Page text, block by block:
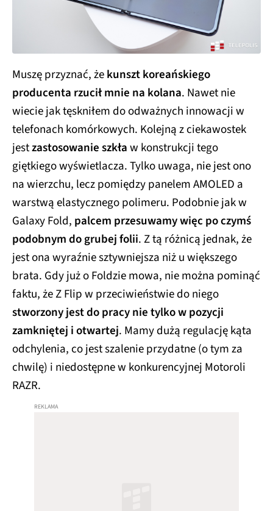
Muszę przyznać, żekunszt koreańskiego
producenta rzucił mnie na kolana. Nawet nie
wiecie jak tęskniłem do odważnych innowacji w
telefonach komórkowych. Kolejną z ciekawostek
jestzastosowanie szkław konstrukcji tego
giętkiego wyświetlacza. Tylko uwaga, nie jest ono
na wierzchu, lecz pomiędzy panelem AMOLED a
warstwą elastycznego polimeru. Podobnie jak w
Galaxy Fold, palcem przesuwamy więc po czymś
podobnym do grubej folii. Z tą różnicą jednak, że
jest ona wyraźnie sztywniejsza niż u większego
brata. Gdy już o Foldzie mowa, nie można pominąć
faktu, że Z Flip w przeciwieństwie do niego
stworzony jest do pracy nie tylko w pozycji
zamkniętej i otwartej. Mamy dużą regulację kąta
odchylenia, co jest szalenie przydatne (o tym za
chwilę) i niedostępne w konkurencyjnej Motoroli
RAZR.